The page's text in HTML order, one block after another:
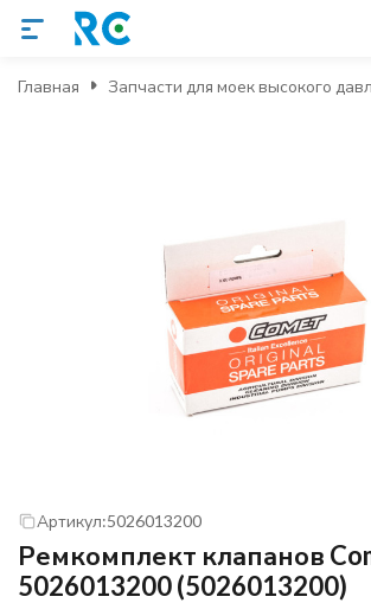
Главная Запчасти для моек высокого
Артикул:5026013200
Ремкомплект клапанов
5026013200 (5026013200)